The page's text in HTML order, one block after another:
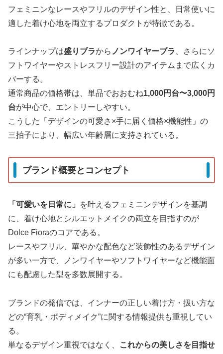
フェミニンなレースやフリルのデザイン性と、日常使いに
適した着け心地を両立するプロダクトが特徴である。
ラインナップは盛りブラから ノンワイヤーブラ
、さらにソ
フトワイヤーやストレスフリー設計のアイテムまで広くカ
バーする。
通常商品の価格帯は、単品でおおむね1,000円台〜3,000円
台が中心で、エントリーしやすい。
こうした「デザインの可愛さ×手に届く価格×機能性」の
三拍子により、幅広い年齢層に支持されている。
ブランド概要とコンセプト
「可愛いを日常に」
を叶えるフェミニンデザインを基調
に、着け心地とシルエットメイクの両立を目指すのが
Dolce Fioraのコアである。
レースやフリル、華やかな配色など装飾性のあるデザイン
が多い一方で、ノンワイヤーやソフトワイヤーなど機能面
にも配慮した型を多数展開する。
ブランドの発信では、インナーの正しい着け方・扱い方な
どの“育乳・ボディメイク”に関する情報提供も重視してい
る。
単なるデザイン重視ではなく、
これからの美しさを目指せ